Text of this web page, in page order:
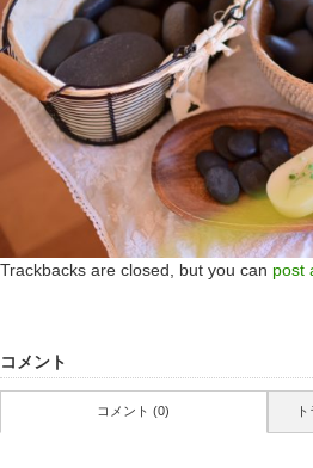
Trackbacks are closed, but you can post
コメント
コメント (0)